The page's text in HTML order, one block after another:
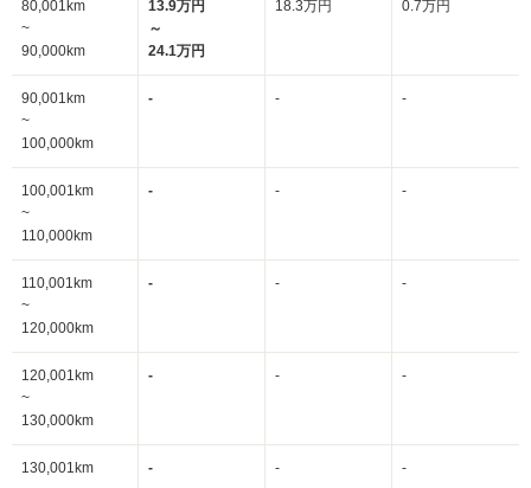
80,001km
~
90,000km
13.9万円
～
24.1万円
18.3万円 0.7万円
90,001km
~
100,000km
- - -
100,001km
~
110,000km
- - -
110,001km
~
120,000km
- - -
120,001km
~
130,000km
- - -
130,001km
- - -